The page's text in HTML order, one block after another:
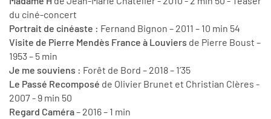
du ciné-concert
Portrait de cinéaste : Fernand Bignon – 2011 – 10 min 54
Visite de Pierre Mendès France à Louviers de Pierre Boust –
1953 – 5 min
Je me souviens : Forêt de Bord – 2018 – 1’35
Le Passé Recomposé de Olivier Brunet et Christian Clères -
2007 - 9 min 50
Regard Caméra– 2016 – 1 min